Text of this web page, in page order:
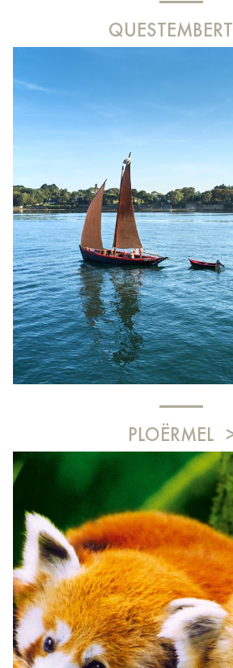
QUESTEMBERT
PLOËRMEL